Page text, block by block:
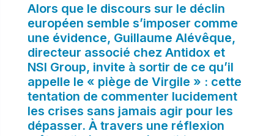
Alors que le discours sur le déclin
européen semble s’imposer comme
une évidence, Guillaume Alévêque,
directeur associé chez Antidox et
NSI Group, invite à sortir de ce qu’il
appelle le « piège de Virgile » : cette
tentation de commenter lucidement
les crises sans jamais agir pour les
dépasser. À travers une réflexion